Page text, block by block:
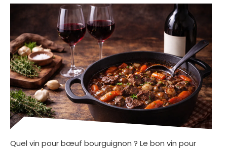
Quel vin pour bœuf bourguignon ? Le bon vin pour